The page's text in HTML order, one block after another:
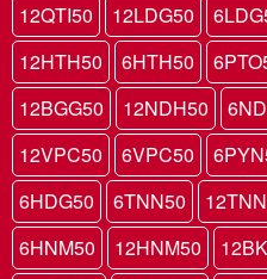
12QTI50
12LDG50
12HTH50
6HTH50
12BGG50
12NDH50
12VPC50
6VPC50
6HDG50
6TNN50
6HNM50
12HNM50